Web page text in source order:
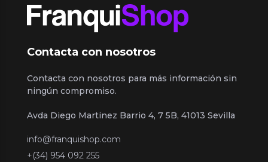
Contacta con nosotros
Contacta con nosotros para más información sin
ningún compromiso.
Avda Diego Martinez Barrio 4, 7 5B, 41013 Sevilla
info@franquishop.com
+(34) 954 092 255